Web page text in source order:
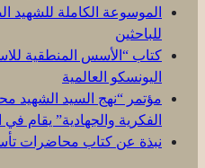
الموسوعة الكاملة للشهيد
للباحثين
كتاب “الأسس المنطقية
اليونسكو العالمية
مؤتمر “نهج السيد الشهيد
الفكرية والجهادية” يقام في
نبذة عن كتاب محاضرات